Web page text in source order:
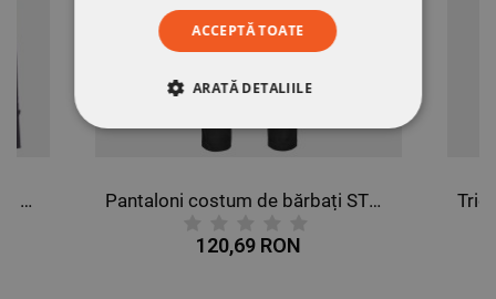
Bluză cu mânecă lungă PAYPER MISTRAL+ ALBASTRU MARIN Pantaloni costum de bărbați STENSO CHINO NEGRU
120,69 RON
ACCEPTĂ TOATE
ARATĂ DETALIILE
STRICT NECESARE
DE PERFORMANȚĂ
DE TARGETARE